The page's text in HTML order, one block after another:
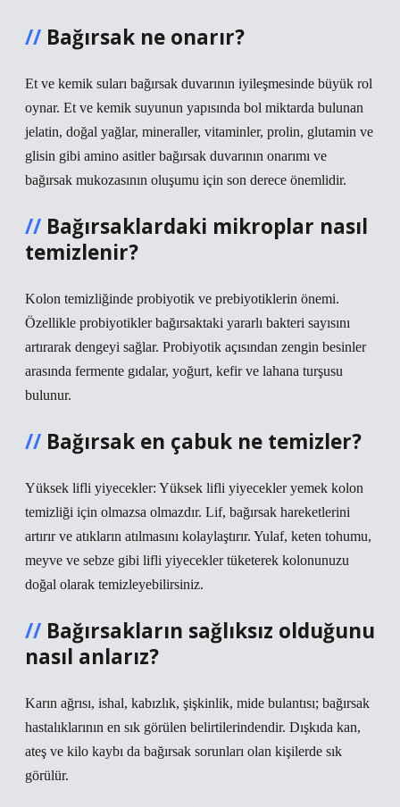
Bağırsak ne onarır?
Et ve kemik suları bağırsak duvarının iyileşmesinde büyük rol
oynar. Et ve kemik suyunun yapısında bol miktarda bulunan
jelatin, doğal yağlar, mineraller, vitaminler, prolin, glutamin ve
glisin gibi amino asitler bağırsak duvarının onarımı ve
bağırsak mukozasının oluşumu için son derece önemlidir.
Bağırsaklardaki mikroplar nasıl
temizlenir?
Kolon temizliğinde probiyotik ve prebiyotiklerin önemi.
Özellikle probiyotikler bağırsaktaki yararlı bakteri sayısını
artırarak dengeyi sağlar. Probiyotik açısından zengin besinler
arasında fermente gıdalar, yoğurt, kefir ve lahana turşusu
bulunur.
Bağırsak en çabuk ne temizler?
Yüksek lifli yiyecekler: Yüksek lifli yiyecekler yemek kolon
temizliği için olmazsa olmazdır. Lif, bağırsak hareketlerini
artırır ve atıkların atılmasını kolaylaştırır. Yulaf, keten tohumu,
meyve ve sebze gibi lifli yiyecekler tüketerek kolonunuzu
doğal olarak temizleyebilirsiniz.
Bağırsakların sağlıksız olduğunu
nasıl anlarız?
Karın ağrısı, ishal, kabızlık, şişkinlik, mide bulantısı; bağırsak
hastalıklarının en sık görülen belirtilerindendir. Dışkıda kan,
ateş ve kilo kaybı da bağırsak sorunları olan kişilerde sık
görülür.